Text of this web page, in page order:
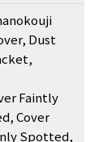
Dust
Faintly
Cover
Spotted,